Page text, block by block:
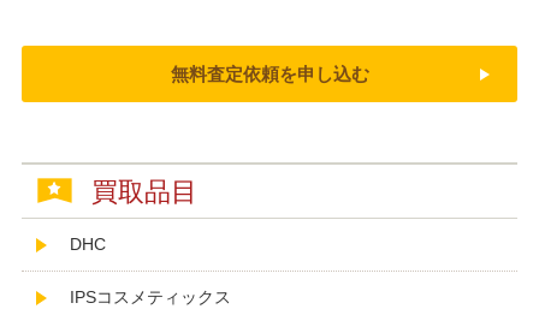
無料査定依頼を申し込む
買取品目
DHC
IPSコスメティックス